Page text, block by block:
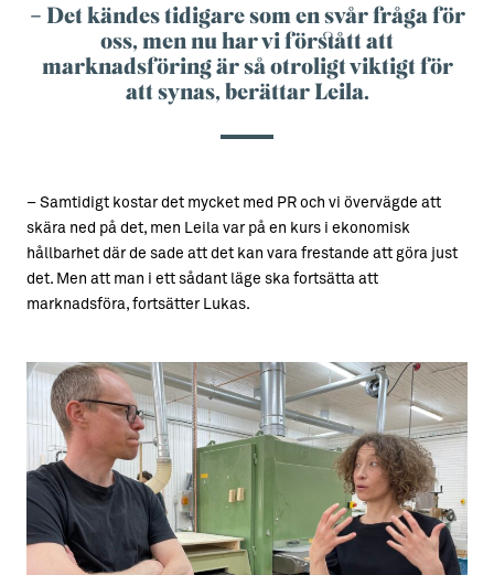
– Det kändes tidigare som en svår fråga för
oss, men nu har vi förstått att
marknadsföring är så otroligt viktigt för
att synas, berättar Leila.
– Samtidigt kostar det mycket med PR och vi övervägde att
skära ned på det, men Leila var på en kurs i ekonomisk
hållbarhet där de sade att det kan vara frestande att göra just
det. Men att man i ett sådant läge ska fortsätta att
marknadsföra, fortsätter Lukas.